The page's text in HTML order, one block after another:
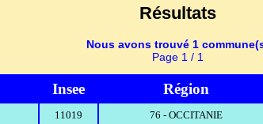
Résultats
Nous avons trouvé 1
Page 1 / 1
Insee Région
11019 76 - OCCITANIE